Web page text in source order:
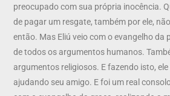
preocupado com sua própria inocência.
de pagar um resgate, também por ele,
então. Mas Eliú veio com o evangelho da
de todos os argumentos humanos.
argumentos religiosos. E fazendo isto,
ajudando seu amigo. E foi um real